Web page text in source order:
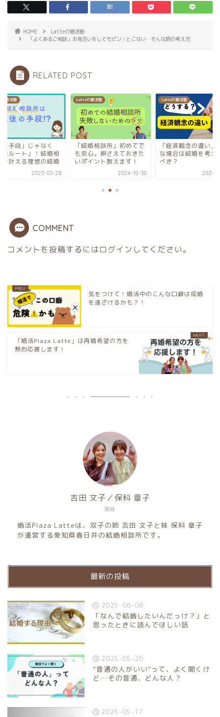
HOME
Latteの婚活塾
「よくあるご相談」お見合いをしてもピン！とこない‥そんな時の考え方
RELATED POST
婚活塾
終手段」じゃなく
短ルート」！結婚相
で叶える理想の結婚
2025-03-28
Latteの婚活塾
「結婚相談所」初めてで
も安心。押さえておきた
いポイント教えます！
2024-10-30
Latteの婚活塾
「経済観念の違い」
な場合は結婚を考え
べき？
2024-
COMMENT
コメントを投稿するにはログイン してください。
気をつけて！婚活中のこんな口癖は成婚
を遠ざけるかも？！
「婚活Plaza Latte」は再婚希望の方を
熱烈応援します！
姉妹
吉田 文子／保科 章子
婚活Plaza Latteは、双子の姉 吉田 文子と妹 保科 章子
が運営する愛知県春日井の結婚相談所です。
最新の投稿
2025-06-08
「なんで結婚したいんだっけ？」と
思ったときに読んでほしい話
2025-05-26
“普通の人がいい”って、よく聞くけ
ど…その普通、どんな人？
2025-05-17